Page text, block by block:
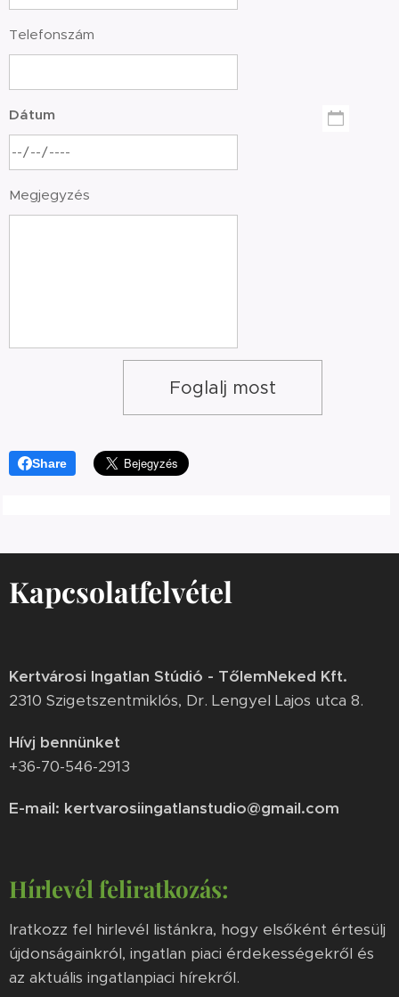
Telefonszám
Dátum
Megjegyzés
Foglalj most
Share
Kapcsolatfelvétel
Kertvárosi Ingatlan Stúdió - TőlemNeked Kft.
2310 Szigetszentmiklós, Dr. Lengyel Lajos utca 8.
Hívj bennünket
+36-70-546-2913
E-mail: kertvarosiingatlanstudio@gmail.com
Hírlevél feliratkozás:
Iratkozz fel hirlevél listánkra, hogy elsőként értesülj
újdonságainkról, ingatlan piaci érdekességekről és
az aktuális ingatlanpiaci hírekről.